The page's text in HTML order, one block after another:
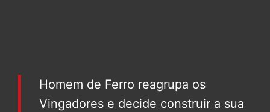
Homem de Ferro reagrupa os
Vingadores e decide construir a sua